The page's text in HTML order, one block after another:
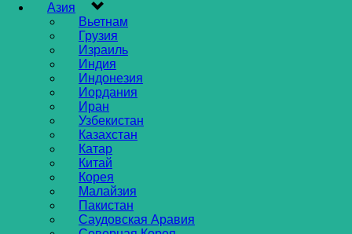
Азия
Вьетнам
Грузия
Израиль
Индия
Индонезия
Иордания
Иран
Узбекистан
Казахстан
Катар
Китай
Корея
Малайзия
Пакистан
Саудовская Аравия